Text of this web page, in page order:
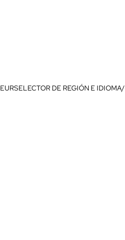
EURSELECTOR DE REGIÓN E IDIOMA/